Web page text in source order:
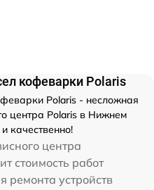
кофеварки Polaris
Polaris - несложная
центра Polaris в Нижнем
качественно!
центра
стоимость работ
ремонта устройств